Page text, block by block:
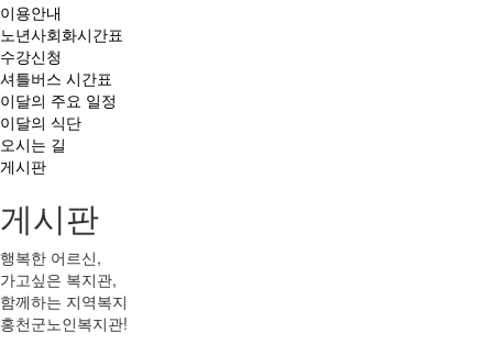
이용안내
노년사회화시간표
수강신청
셔틀버스 시간표
이달의 주요 일정
이달의 식단
오시는 길
게시판
게시판
행복한 어르신,
가고싶은 복지관,
함께하는 지역복지
홍천군노인복지관!